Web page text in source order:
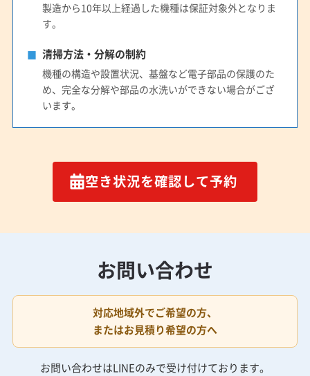
製造から10年以上経過した機種は保証対象外となりま
す。
清掃方法・分解の制約
機種の構造や設置状況、基盤など電子部品の保護のた
め、完全な分解や部品の水洗いができない場合がござ
います。
空き状況を確認して予約
お問い合わせ
対応地域外でご希望の方、
またはお見積り希望の方へ
お問い合わせはLINEのみで受け付けております。